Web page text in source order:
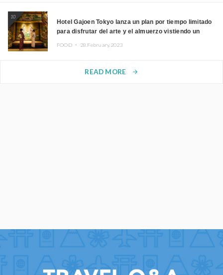
10
Hotel Gajoen Tokyo lanza un plan por tiempo limitado
para disfrutar del arte y el almuerzo vistiendo un
FOOD ・ 28.February.2023
READ MORE arrow_forward